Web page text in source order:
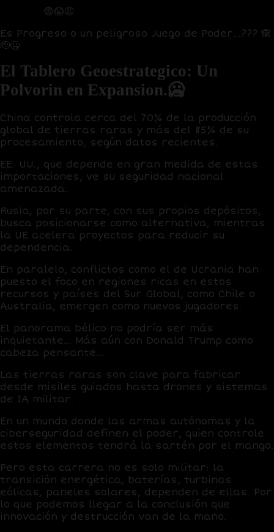
😨😱😡
Es Progreso o un peligroso Juego de Poder…??? 🙈
🫡🤐
El Tablero Geoestrategico: Un
Polvorin en Expansion.🥶
China controla cerca del 70% de la producción
global de tierras raras y más del 85% de su
procesamiento, según datos recientes.
EE. UU., que depende en gran medida de estas
importaciones, ve su seguridad nacional
amenazada.
Rusia, por su parte, con sus propios depósitos,
busca posicionarse como alternativa, mientras
la UE acelera proyectos para reducir su
dependencia.
En paralelo, conflictos como el de Ucrania han
puesto el foco en regiones ricas en estos
recursos y países del Sur Global, como Chile o
Australia, emergen como nuevos jugadores.
El panorama bélico no podría ser más
inquietante… Más aún con Donald Trump como
cabeza pensante…
Las tierras raras son clave para fabricar
desde misiles guiados hasta drones y sistemas
de IA militar.
En un mundo donde las armas autónomas y la
ciberseguridad definen el poder, quien controle
estos elementos tendrá la sartén por el mango.
Pero esta carrera no es solo militar: la
transición energética, baterías, turbinas
eólicas, paneles solares, dependen de ellas. Por
lo que podemos llegar a la conclusión que
innovación y destrucción van de la mano.